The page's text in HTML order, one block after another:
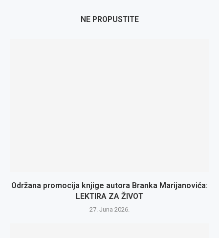
NE PROPUSTITE
Održana promocija knjige autora Branka Marijanovića:
LEKTIRA ZA ŽIVOT
27. Juna 2026.